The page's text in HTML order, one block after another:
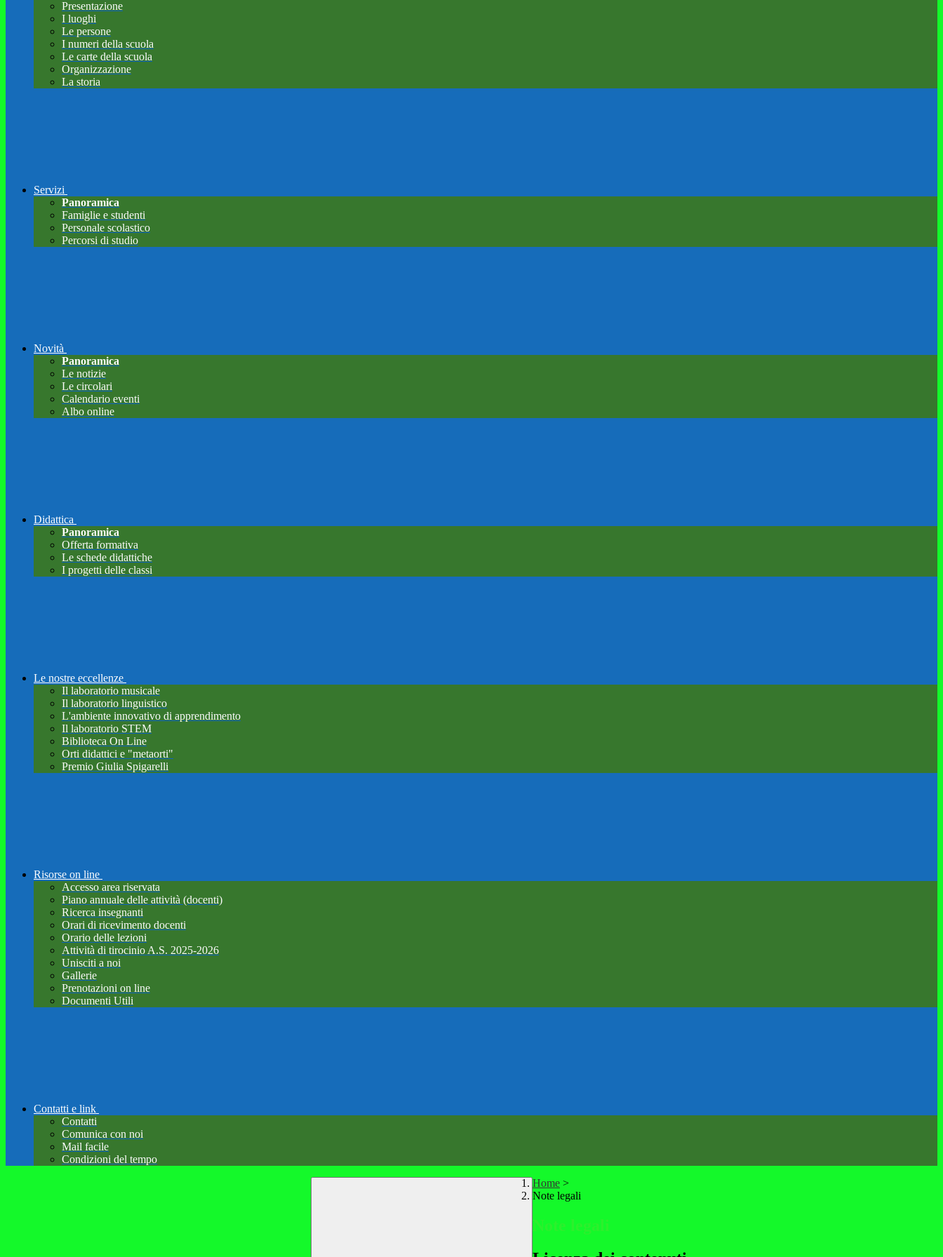
Presentazione
I luoghi
Le persone
I numeri della scuola
Le carte della scuola
Organizzazione
La storia
Servizi
Panoramica
Famiglie e studenti
Personale scolastico
Percorsi di studio
Novità
Panoramica
Le notizie
Le circolari
Calendario eventi
Albo online
Didattica
Panoramica
Offerta formativa
Le schede didattiche
I progetti delle classi
Le nostre eccellenze
Il laboratorio musicale
Il laboratorio linguistico
L'ambiente innovativo di apprendimento
Il laboratorio STEM
Biblioteca On Line
Orti didattici e "metaorti"
Premio Giulia Spigarelli
Risorse on line
Accesso area riservata
Piano annuale delle attività (docenti)
Ricerca insegnanti
Orari di ricevimento docenti
Orario delle lezioni
Attività di tirocinio A.S. 2025-2026
Unisciti a noi
Gallerie
Prenotazioni on line
Documenti Utili
Contatti e link
Contatti
Comunica con noi
Mail facile
Condizioni del tempo
Home >
Note legali
Note legali